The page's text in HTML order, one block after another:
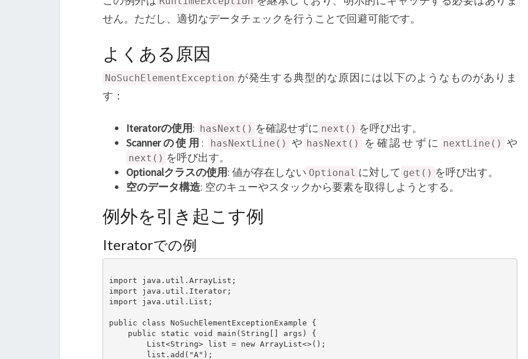
せん。ただし、適切なデータチェックを行うことで回避可能です。
よくある原因
NoSuchElementException が発生する典型的な原因には以下のようなものがありま
す：
Iteratorの使用: hasNext() を確認せずに next() を呼び出す。
Scannerの使用 : hasNextLine() や hasNext() を確認せずに nextLine() や
next() を呼び出す。
Optionalクラスの使用: 値が存在しない Optional に対して get() を呼び出す。
空のデータ構造: 空のキューやスタックから要素を取得しようとする。
例外を引き起こす例
Iteratorでの例
import java.util.ArrayList;
import java.util.Iterator;
import java.util.List;
public class NoSuchElementExceptionExample {